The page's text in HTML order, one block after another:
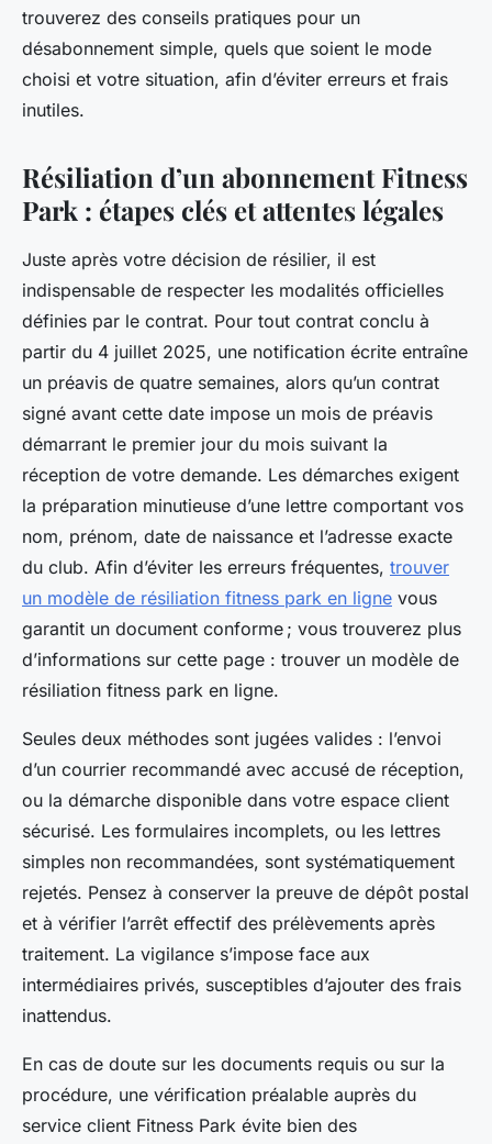
Lyana•29 mai 2025•5 min de lecture
trouverez des conseils pratiques pour un
désabonnement simple, quels que soient le mode
choisi et votre situation, afin d’éviter erreurs et frais
inutiles.
Résiliation d’un abonnement Fitness
Park : étapes clés et attentes légales
Juste après votre décision de résilier, il est
indispensable de respecter les modalités officielles
définies par le contrat. Pour tout contrat conclu à
partir du 4 juillet 2025, une notification écrite entraîne
un préavis de quatre semaines, alors qu’un contrat
signé avant cette date impose un mois de préavis
démarrant le premier jour du mois suivant la
réception de votre demande. Les démarches exigent
la préparation minutieuse d’une lettre comportant vos
nom, prénom, date de naissance et l’adresse exacte
du club. Afin d’éviter les erreurs fréquentes, trouver
un modèle de résiliation fitness park en ligne vous
garantit un document conforme ; vous trouverez plus
d’informations sur cette page : trouver un modèle de
résiliation fitness park en ligne.
Seules deux méthodes sont jugées valides : l’envoi
d’un courrier recommandé avec accusé de réception,
ou la démarche disponible dans votre espace client
sécurisé. Les formulaires incomplets, ou les lettres
simples non recommandées, sont systématiquement
rejetés. Pensez à conserver la preuve de dépôt postal
et à vérifier l’arrêt effectif des prélèvements après
traitement. La vigilance s’impose face aux
intermédiaires privés, susceptibles d’ajouter des frais
inattendus.
En cas de doute sur les documents requis ou sur la
procédure, une vérification préalable auprès du
service client Fitness Park évite bien des